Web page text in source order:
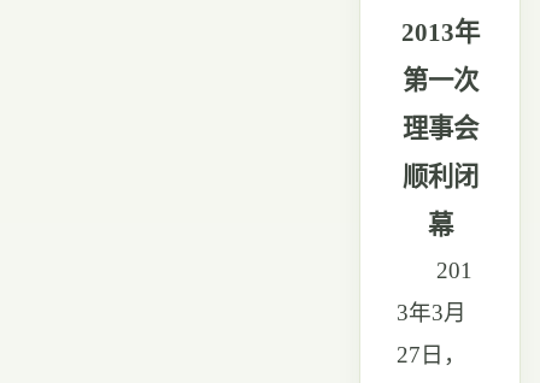
2013年
第一次
理事会
顺利闭
幕
201
3年3月
27日，